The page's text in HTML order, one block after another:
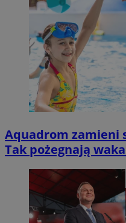
Aquadrom zamieni
Tak pożegnają